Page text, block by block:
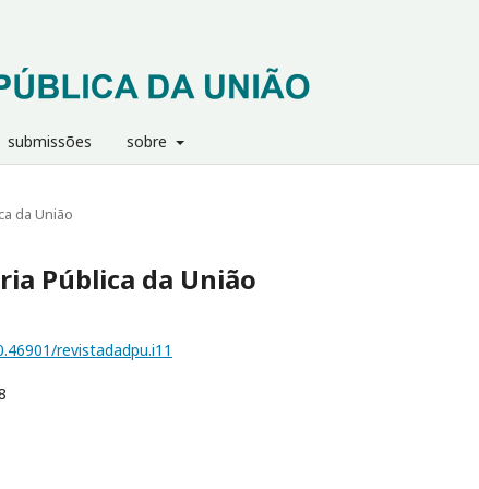
submissões sobre
da União
Pública da União
revistadadpu.i11